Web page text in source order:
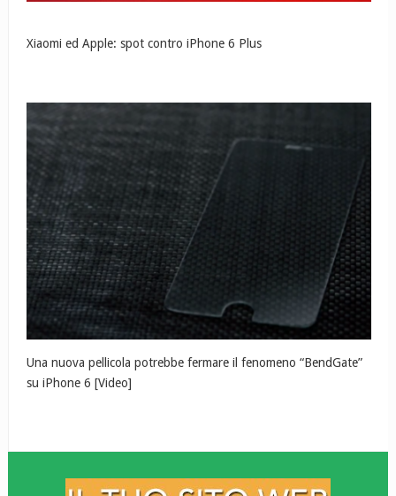
Xiaomi ed Apple: spot contro iPhone 6 Plus
Una nuova pellicola potrebbe fermare il fenomeno “BendGate”
su iPhone 6 [Video]